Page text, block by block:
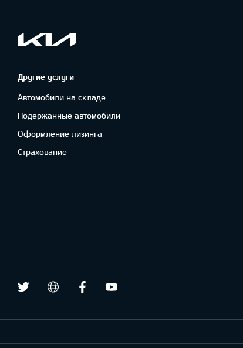
Другие услуги
Автомобили на складе
Подержанные автомобили
Oформлениe лизинга
Cтрахование
Twitter draugiem.lvFacebook